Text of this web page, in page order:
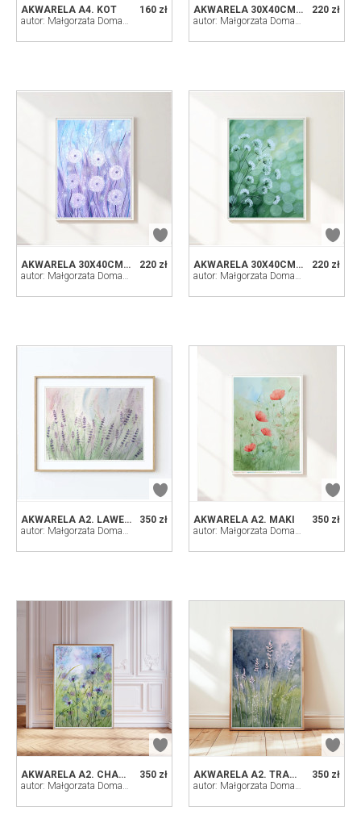
160 zł
AKWARELA A4. KOT
autor: Małgorzata Domańska ART
220 zł
AKWARELA 30X40CM. MAKI
autor: Małgorzata Domańska ART
220 zł
AKWARELA 30X40CM. DMUCHAWCE
autor: Małgorzata Domańska ART
220 zł
AKWARELA 30X40CM. TRAWKI
autor: Małgorzata Domańska ART
350 zł
AKWARELA A2. LAWENDA
autor: Małgorzata Domańska ART
350 zł
AKWARELA A2. MAKI
autor: Małgorzata Domańska ART
350 zł
AKWARELA A2. CHABRY
autor: Małgorzata Domańska ART
350 zł
AKWARELA A2. TRAWY
autor: Małgorzata Domańska ART